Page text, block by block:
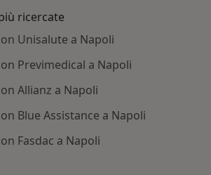
ricercate
Unisalute a Napoli
Previmedical a Napoli
Allianz a Napoli
Blue Assistance a Napoli
Fasdac a Napoli